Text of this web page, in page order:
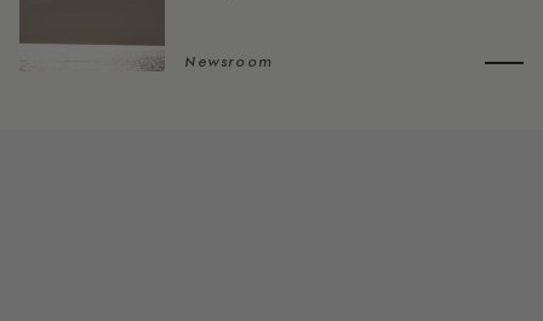
Newsroom